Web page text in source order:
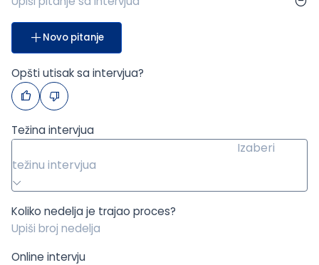
Novo pitanje
Opšti utisak sa intervjua?
Težina intervjua
Izaberi
težinu intervjua
Koliko nedelja je trajao proces?
Online intervju